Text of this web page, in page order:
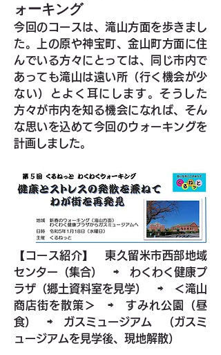
ォーキング
今回のコースは、滝山方面を歩きまし
た。上の原や神宝町、金山町方面に住
んでいる方々にとっては、同じ市内で
あっても滝山は遠い所（行く機会が少
ない）とよく耳にします。そうした
方々が市内を知る機会になれば、そん
な思いを込めて今回のウォーキングを
計画しました。
【コース紹介】
東久留米市西部地域
センター（集合）　⇨　わくわく健康プ
ラザ（郷土資料室を見学）　⇨　＜滝山
商店街を散策＞　⇨　すみれ公園（昼
食）　⇨　ガスミュージアム　（ガスミ
ュージアムを見学後、現地解散）